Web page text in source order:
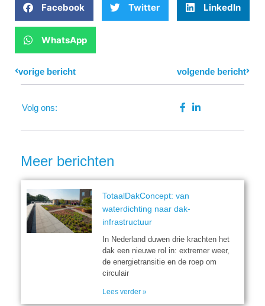
Facebook Twitter LinkedIn
WhatsApp
Prev
vorige bericht volgende berichtNext
Volg ons:
Meer berichten
TotaalDakConcept: van
waterdichting naar dak-
infrastructuur
In Nederland duwen drie krachten het
dak een nieuwe rol in: extremer weer,
de energietransitie en de roep om
circulair
Lees verder »